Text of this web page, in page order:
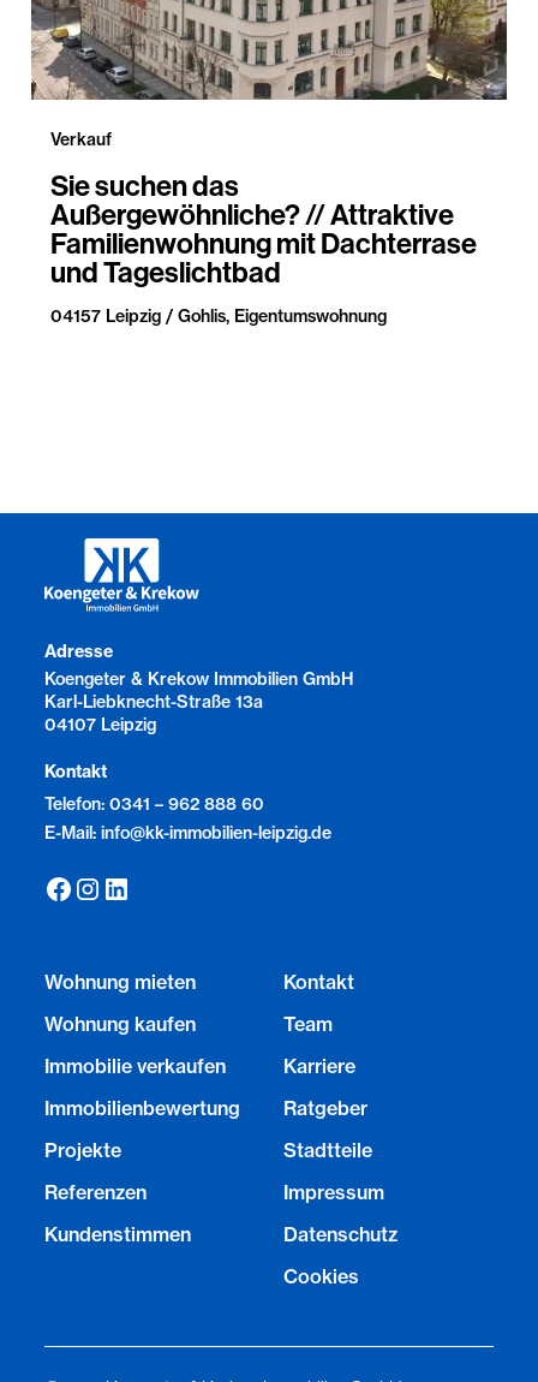
Verkauf
Sie suchen das
Außergewöhnliche? // Attraktive
Familienwohnung mit Dachterrase
und Tageslichtbad
04157 Leipzig / Gohlis, Eigentumswohnung
Adresse
Koengeter & Krekow Immobilien GmbH
Karl-Liebknecht-Straße 13a
04107 Leipzig
Kontakt
Telefon: 0341 – 962 888 60
E-Mail: info@kk-immobilien-leipzig.de
Wohnung mieten
Wohnung kaufen
Immobilie verkaufen
Immobilienbewertung
Projekte
Referenzen
Kundenstimmen
Kontakt
Team
Karriere
Ratgeber
Stadtteile
Impressum
Datenschutz
Cookies